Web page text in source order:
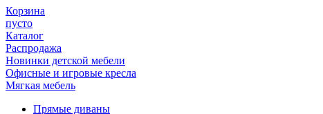
Корзина
пусто
Каталог
Распродажа
Новинки детской мебели
Офисные и игровые кресла
Мягкая мебель
Прямые диваны